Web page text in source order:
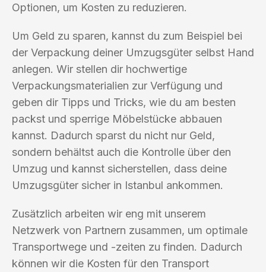
Optionen, um Kosten zu reduzieren.
Um Geld zu sparen, kannst du zum Beispiel bei
der Verpackung deiner Umzugsgüter selbst Hand
anlegen. Wir stellen dir hochwertige
Verpackungsmaterialien zur Verfügung und
geben dir Tipps und Tricks, wie du am besten
packst und sperrige Möbelstücke abbauen
kannst. Dadurch sparst du nicht nur Geld,
sondern behältst auch die Kontrolle über den
Umzug und kannst sicherstellen, dass deine
Umzugsgüter sicher in Istanbul ankommen.
Zusätzlich arbeiten wir eng mit unserem
Netzwerk von Partnern zusammen, um optimale
Transportwege und -zeiten zu finden. Dadurch
können wir die Kosten für den Transport